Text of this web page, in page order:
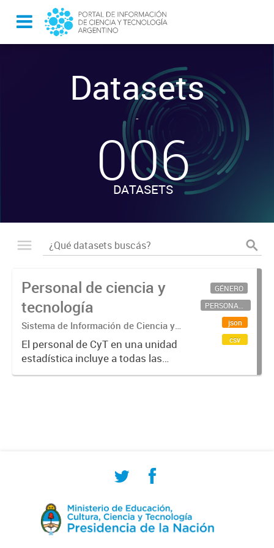
Datasets
-
006
DATASETS
Personal de ciencia y
tecnología
Sistema de Información de Ciencia y
Tecnología Argentino (SICYTAR)
El personal de CyT en una unidad
estadística incluye a todas las
personas involucradas
GÉNERO
PERSONAL CIENTÍFICO-TECNOLÓGICO
json
csv